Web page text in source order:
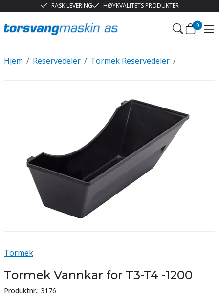
RASK LEVERING HØYKVALITETS PRODUKTER
0
/
Hjem /
Reservedeler /
Tormek Reservedeler
Tormek
Tormek Vannkar for T3-T4 -1200
Produktnr.: 3176